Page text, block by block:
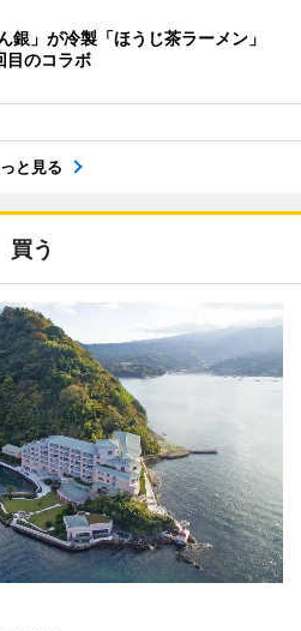
銀」が冷製「ほうじ茶ラーメン」
目のコラボ
と見る
買う